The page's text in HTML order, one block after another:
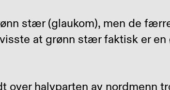
stær (glaukom), men de
at grønn stær faktisk er en
over halvparten av nordmenn